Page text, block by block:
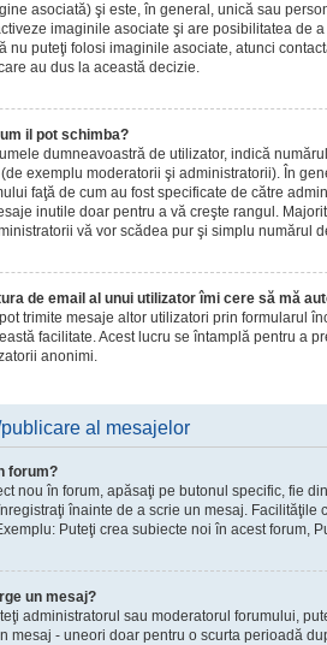
asociată) şi este, în general, unică sau
imaginile asociate şi are posibilitatea de
nu puteţi folosi imaginile asociate, atunci
au dus la această decizie.
il pot schimba?
dumneavoastră de utilizator, indică
exemplu moderatorii şi administratorii). În
faţă de cum au fost specificate de către
inutile doar pentru a vă creşte rangul.
vă vor scădea pur şi simplu numărul
de email al unui utilizator îmi cere să mă
trimite mesaje altor utilizatori prin formularul
facilitate. Acest lucru se întamplă pentru a
anonimi.
al mesajelor
forum?
nou în forum, apăsaţi pe butonul specific, fie
înainte de a scrie un mesaj. Facilităţile
Puteţi crea subiecte noi în acest forum,
un mesaj?
administratorul sau moderatorul forumului,
mesaj - uneori doar pentru o scurta perioadă